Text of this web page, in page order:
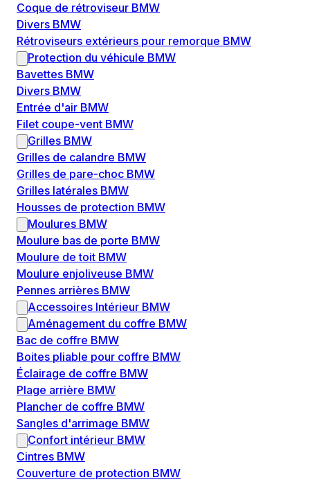
Coque de rétroviseur BMW
Divers BMW
Rétroviseurs extérieurs pour remorque BMW
Protection du véhicule BMW
Bavettes BMW
Divers BMW
Entrée d'air BMW
Filet coupe-vent BMW
Grilles BMW
Grilles de calandre BMW
Grilles de pare-choc BMW
Grilles latérales BMW
Housses de protection BMW
Moulures BMW
Moulure bas de porte BMW
Moulure de toit BMW
Moulure enjoliveuse BMW
Pennes arrières BMW
Accessoires Intérieur BMW
Aménagement du coffre BMW
Bac de coffre BMW
Boites pliable pour coffre BMW
Éclairage de coffre BMW
Plage arrière BMW
Plancher de coffre BMW
Sangles d'arrimage BMW
Confort intérieur BMW
Cintres BMW
Couverture de protection BMW